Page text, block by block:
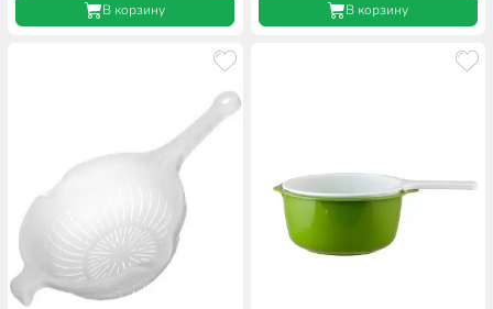
В корзину В корзину